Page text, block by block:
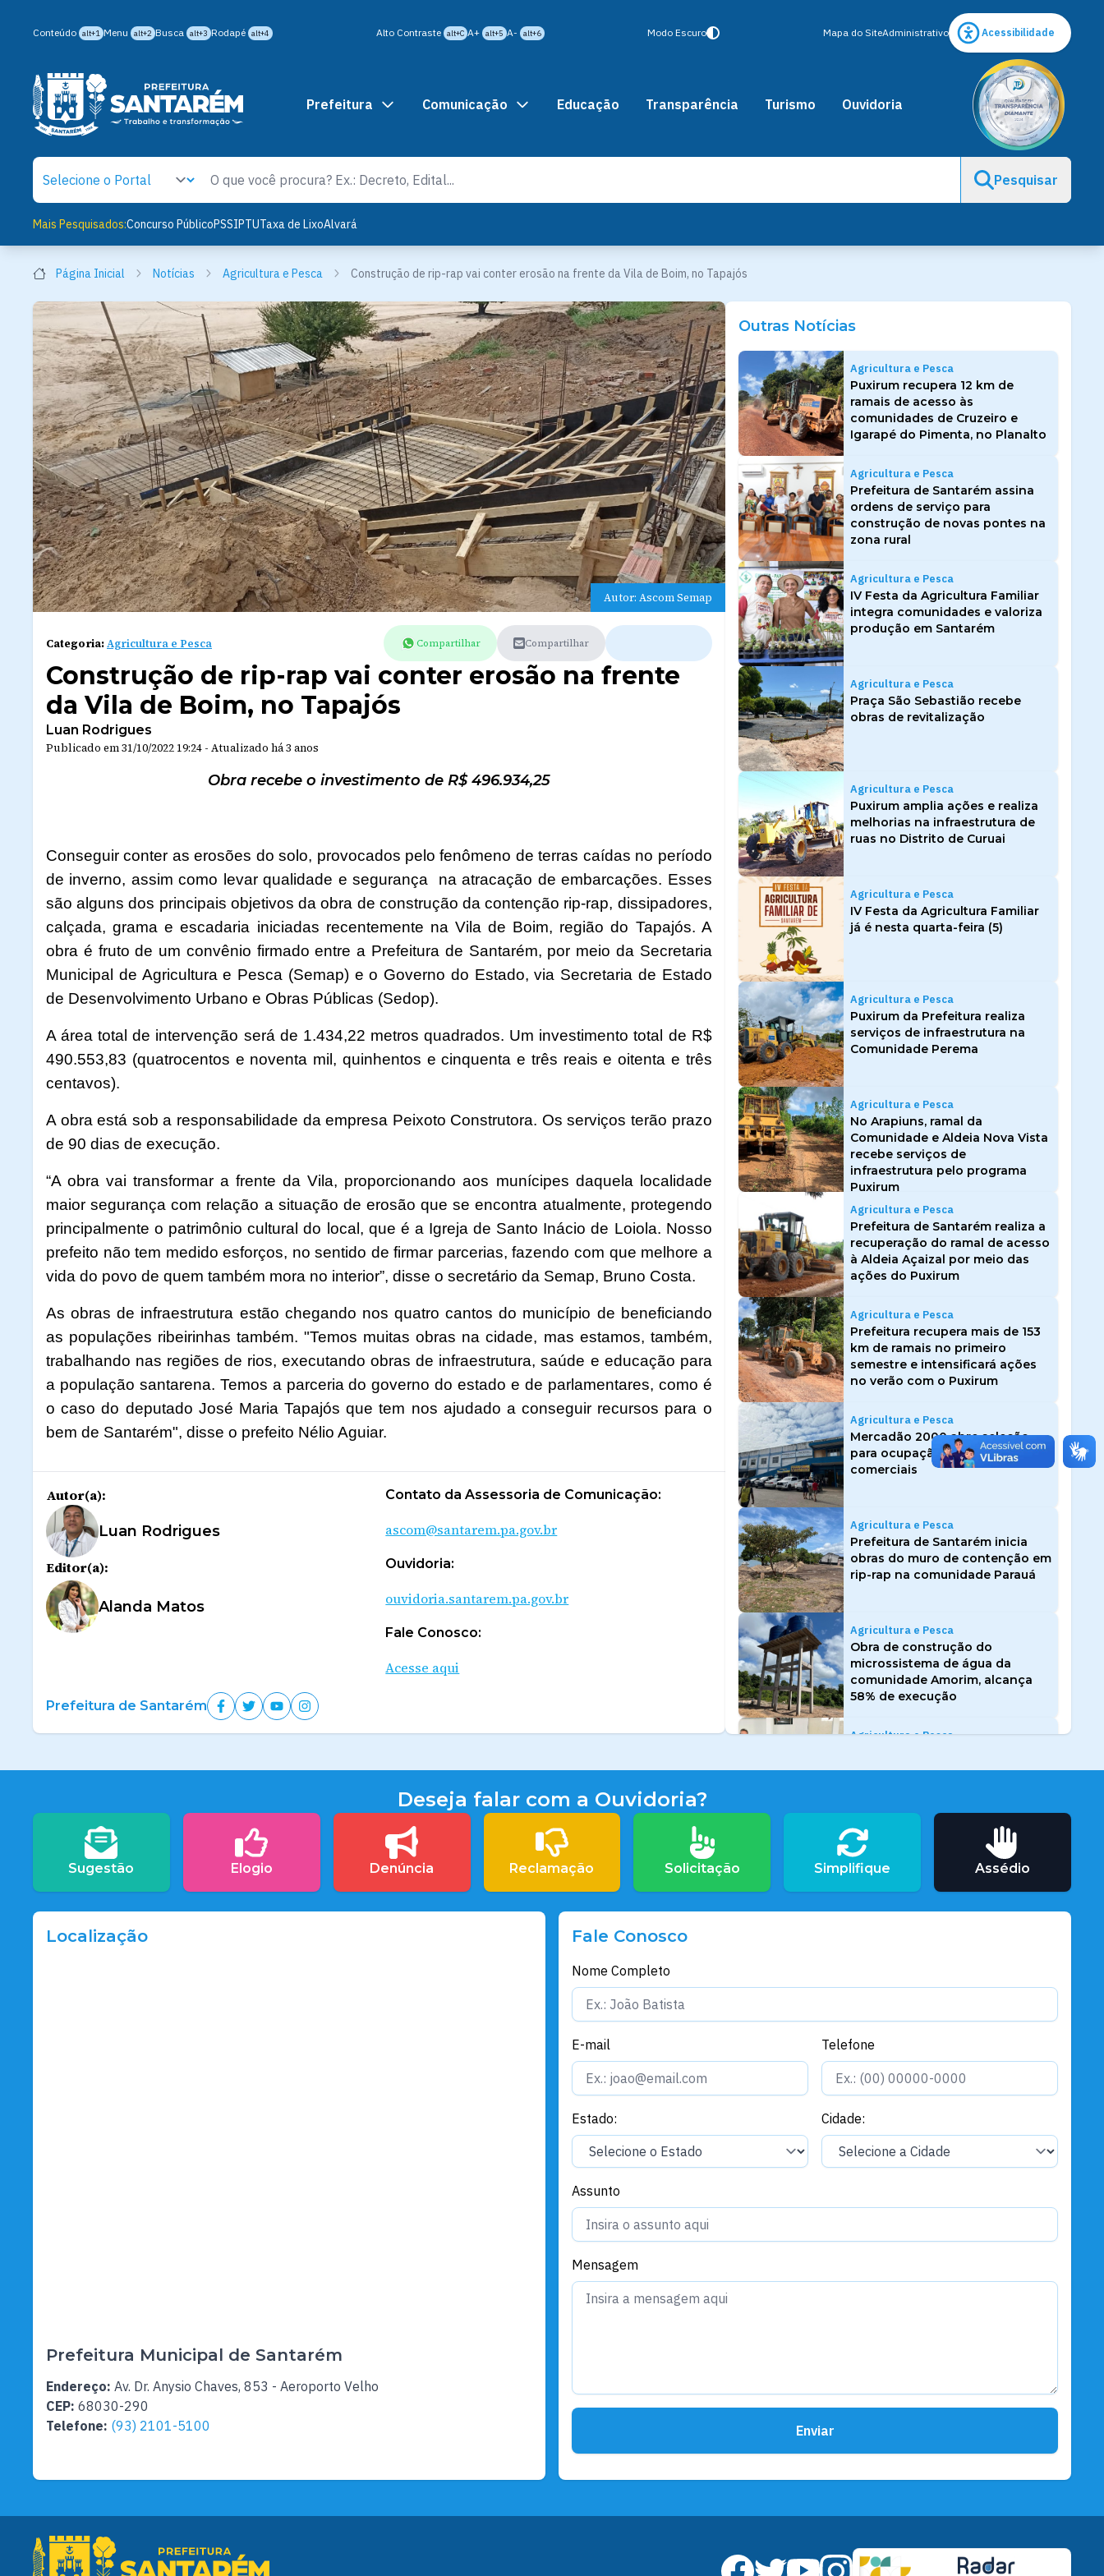
Conteúdo alt+1 Menu alt+2 Busca alt+3 Rodapé alt+4 Alto Contraste alt+C A+ alt+5 A- alt+6 Modo Escuro Mapa do SiteAdministrativo Acessibilidade
Prefeitura Comunicação Educação Transparência Turismo Ouvidoria
Pesquisar
Mais Pesquisados:Concurso PúblicoPSSIPTUTaxa de LixoAlvará
Página Inicial Notícias Agricultura e Pesca Construção de rip-rap vai conter erosão na frente da Vila de Boim, no Tapajós
Autor: Ascom Semap
Categoria:Agricultura e Pesca Compartilhar Compartilhar
Construção de rip-rap vai conter erosão na frente
da Vila de Boim, no Tapajós
Luan Rodrigues
Publicado em31/10/2022 19:24 - Atualizado há 3 anos
Obra recebe o investimento de R$ 496.934,25
Conseguir conter as erosões do solo, provocados pelo fenômeno de terras caídas no período
de inverno, assim como levar qualidade e segurança na atracação de embarcações. Esses
são alguns dos principais objetivos da obra de construção da contenção rip-rap, dissipadores,
calçada, grama e escadaria iniciadas recentemente na Vila de Boim, região do Tapajós. A
obra é fruto de um convênio firmado entre a Prefeitura de Santarém, por meio da Secretaria
Municipal de Agricultura e Pesca (Semap) e o Governo do Estado, via Secretaria de Estado
de Desenvolvimento Urbano e Obras Públicas (Sedop).
A área total de intervenção será de 1.434,22 metros quadrados. Um investimento total de R$
490.553,83 (quatrocentos e noventa mil, quinhentos e cinquenta e três reais e oitenta e três
centavos).
A obra está sob a responsabilidade da empresa Peixoto Construtora. Os serviços terão prazo
de 90 dias de execução.
“A obra vai transformar a frente da Vila, proporcionando aos munícipes daquela localidade
maior segurança com relação a situação de erosão que se encontra atualmente, protegendo
principalmente o patrimônio cultural do local, que é a Igreja de Santo Inácio de Loiola. Nosso
prefeito não tem medido esforços, no sentido de firmar parcerias, fazendo com que melhore a
vida do povo de quem também mora no interior”, disse o secretário da Semap, Bruno Costa.
As obras de infraestrutura estão chegando nos quatro cantos do município de beneficiando
as populações ribeirinhas também. "Temos muitas obras na cidade, mas estamos, também,
trabalhando nas regiões de rios, executando obras de infraestrutura, saúde e educação para
a população santarena. Temos a parceria do governo do estado e de parlamentares, como é
o caso do deputado José Maria Tapajós que tem nos ajudado a conseguir recursos para o
bem de Santarém", disse o prefeito Nélio Aguiar.
Autor(a):
Luan Rodrigues
Editor(a):
Alanda Matos
Contato da Assessoria de Comunicação:
ascom@santarem.pa.gov.br
Ouvidoria:
ouvidoria.santarem.pa.gov.br
Fale Conosco:
Acesse aqui
Prefeitura de Santarém
Outras Notícias
Agricultura e Pesca
Puxirum recupera 12 km de
ramais de acesso às
comunidades de Cruzeiro e
Igarapé do Pimenta, no Planalto
Agricultura e Pesca
Prefeitura de Santarém assina
ordens de serviço para
construção de novas pontes na
zona rural
Agricultura e Pesca
IV Festa da Agricultura Familiar
integra comunidades e valoriza
produção em Santarém
Agricultura e Pesca
Praça São Sebastião recebe
obras de revitalização
Agricultura e Pesca
Puxirum amplia ações e realiza
melhorias na infraestrutura de
ruas no Distrito de Curuai
Agricultura e Pesca
IV Festa da Agricultura Familiar
já é nesta quarta-feira (5)
Agricultura e Pesca
Puxirum da Prefeitura realiza
serviços de infraestrutura na
Comunidade Perema
Agricultura e Pesca
No Arapiuns, ramal da
Comunidade e Aldeia Nova Vista
recebe serviços de
infraestrutura pelo programa
Puxirum
Agricultura e Pesca
Prefeitura de Santarém realiza a
recuperação do ramal de acesso
à Aldeia Açaizal por meio das
ações do Puxirum
Agricultura e Pesca
Prefeitura recupera mais de 153
km de ramais no primeiro
semestre e intensificará ações
no verão com o Puxirum
Agricultura e Pesca
Mercadão 2000 abre seleção
para ocupação de 28 boxes
comerciais
Agricultura e Pesca
Prefeitura de Santarém inicia
obras do muro de contenção em
rip-rap na comunidade Parauá
Agricultura e Pesca
Obra de construção do
microssistema de água da
comunidade Amorim, alcança
58% de execução
Agricultura e Pesca
no fortalecimento da cadeia
para agricultores familiares
Agricultura e Pesca
Prefeitura de Santarém divulga
edital com 26 vagas para
Processo Seletivo Simplificado
Deseja falar com a Ouvidoria?
Sugestão Elogio Denúncia Reclamação Solicitação Simplifique Assédio
Localização
Prefeitura Municipal de Santarém
Endereço: Av. Dr. Anysio Chaves, 853 - Aeroporto Velho
CEP: 68030-290
Telefone: (93) 2101-5100
Fale Conosco
Nome Completo
E-mail Telefone
Estado: Cidade:
Assunto
Mensagem
Enviar